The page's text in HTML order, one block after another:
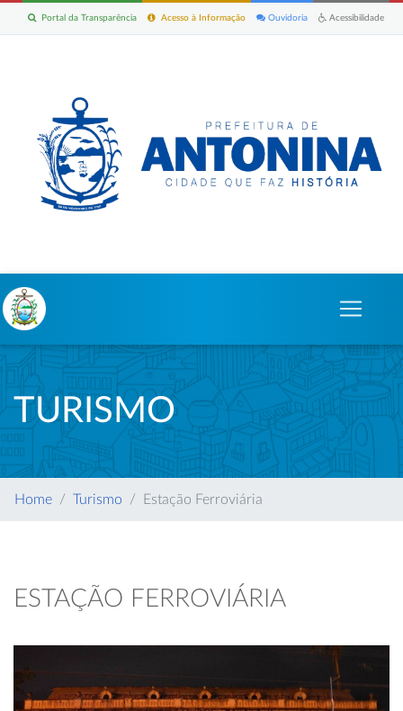
Acessibilidade
Ouvidoria
Acesso à Informação
Portal da Transparência
TURISMO
Home Turismo Estação Ferroviária
ESTAÇÃO FERROVIÁRIA